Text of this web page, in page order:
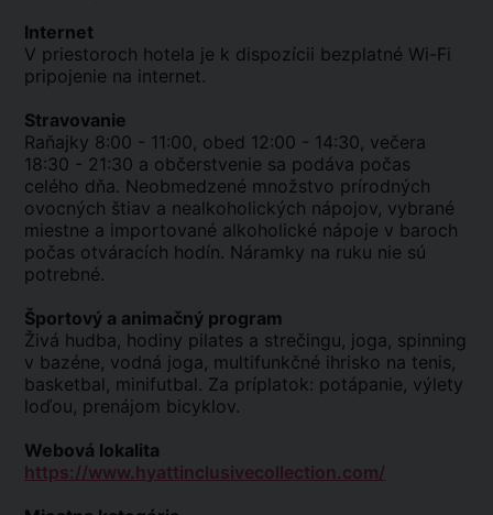
Internet
V priestoroch hotela je k dispozícii bezplatné Wi-Fi
pripojenie na internet.
Stravovanie
Raňajky 8:00 - 11:00, obed 12:00 - 14:30, večera
18:30 - 21:30 a občerstvenie sa podáva počas
celého dňa. Neobmedzené množstvo prírodných
ovocných štiav a nealkoholických nápojov, vybrané
miestne a importované alkoholické nápoje v baroch
počas otváracích hodín. Náramky na ruku nie sú
potrebné.
Športový a animačný program
Živá hudba, hodiny pilates a strečingu, joga, spinning
v bazéne, vodná joga, multifunkčné ihrisko na tenis,
basketbal, minifutbal. Za príplatok: potápanie, výlety
loďou, prenájom bicyklov.
Webová lokalita
https://www.hyattinclusivecollection.com/